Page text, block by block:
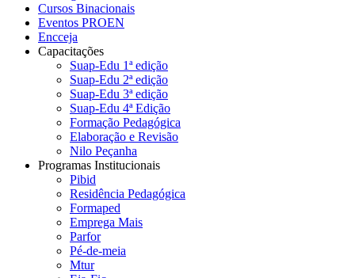
Cursos Binacionais
Eventos PROEN
Encceja
Capacitações
Suap-Edu 1ª edição
Suap-Edu 2ª edição
Suap-Edu 3ª edição
Suap-Edu 4ª Edição
Formação Pedagógica
Elaboração e Revisão
Nilo Peçanha
Programas Institucionais
Pibid
Residência Pedagógica
Formaped
Emprega Mais
Parfor
Pé-de-meia
Mtur